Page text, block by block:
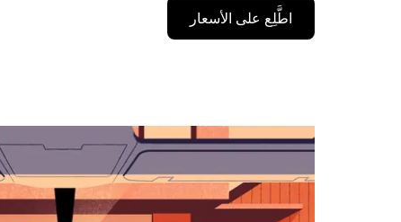
اضغط
على
مفتاح
التقويم
واختيار
اضغط
زر
اطَّلِع على الأسعار